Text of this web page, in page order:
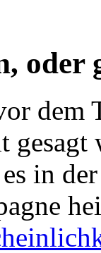
oder
dem
gesagt
in